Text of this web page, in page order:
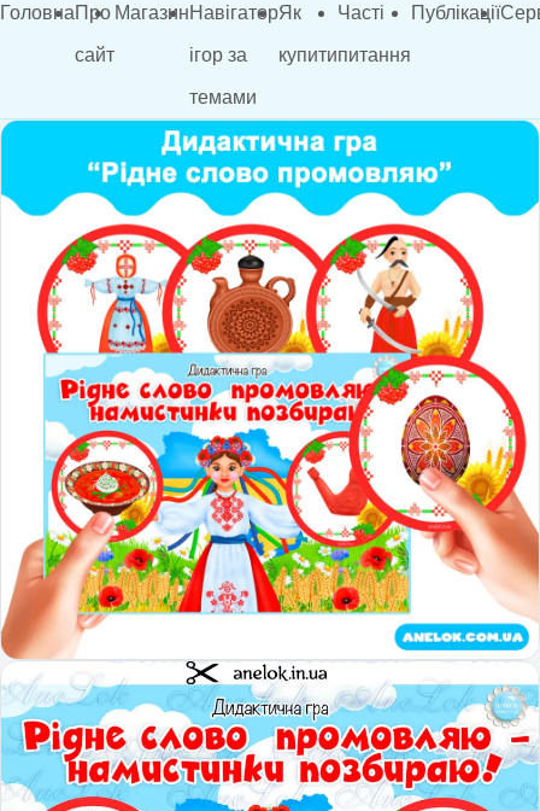
ГоловнаПро
сайт
МагазинНавігатор
ігор за
темами
Як
купити
Часті
питання
Публікації